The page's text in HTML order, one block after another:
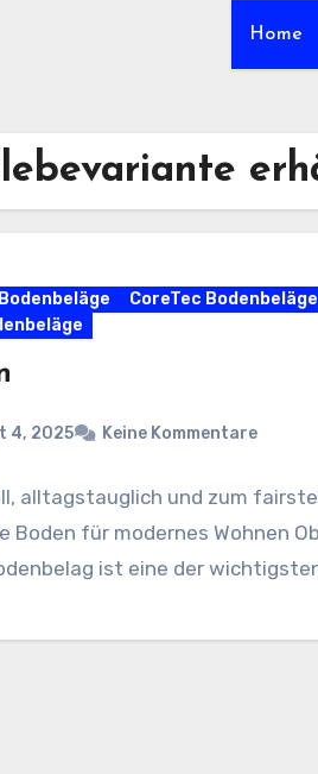
Home
CoreTec Bodenbeläge
4, 2025 Keine Kommentare
alltagstauglich und zum
für modernes Wohnen
ist eine der